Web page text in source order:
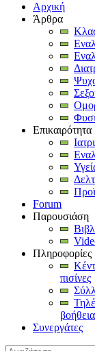
Αρχική
Άρθρα
Επικαιρότητα
Forum
Παρουσιάση
Πληροφορίες
πισίνες
βοήθεια
Συνεργάτες